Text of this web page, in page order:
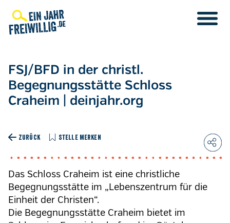
zum
Inhalt
FSJ/BFD in der christl.
Begegnungsstätte Schloss
Craheim | deinjahr.org
ZURÜCK STELLE MERKEN
Das Schloss Craheim ist eine christliche
Begegnungsstätte im „Lebenszentrum für die
Einheit der Christen“.
Die Begegnungsstätte Craheim bietet im